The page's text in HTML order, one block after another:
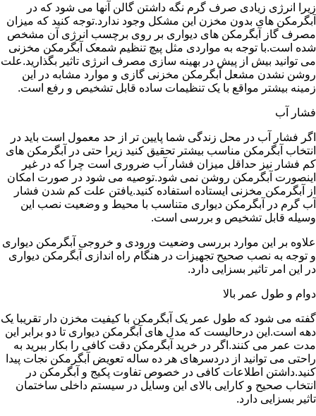
زیرا انرژی زیادی صرف گرم نگه داشتن گالن آنها می شود که در
آبگرمکن های بدون مخزن این مشکل وجود ندارد.توجه کنید که میزان
مصرف گاز آبگرمکن های دیواری بر روی برچسب انرژی آن مشخص
شده است.با توجه به مواردی مثل پیچ تنظیم شمعک آبگرمکن مخزنی
می توانید بیش از پیش در بهینه سازی مصرف انرژی تاثیر بگذارید.علت
روشن نشدن مشعل آبگرمکن مخزنی گازی و موارد مشابه در این
زمینه بیشتر مواقع با یک تنظیمات ساده قابل تشخیص و رفع است.
فشار آب
اگر فشار آب در محل زندگی شما پایین تر از حد معمول است باید در
انتخاب آبگرمکن مناسب بیشتر تحقیق کنید زیرا حتی در آبگرمکن های
کم فشار نیز حداقل میزان فشار آب ضروری است چرا که در غیر
اینصورت آبگرمکن روشن نمی شود.توصیه می شود در صورت امکان
از آبگرمکن مخزنی ایستاده استفاده کنید.یافتن علت کم شدن فشار
آب گرم در آبگرمکن دیواری متناسب با محیط و وضعیت نصب این
وسیله قابل تشخیص و بررسی است.
علاوه بر این موارد بررسی وضعیت ورودی و خروجی آبگرمکن دیواری
و توجه به نصب صحیح تجهیزات در هنگام راه اندازی آبگرمکن دیواری
در این امر تاثیر بسزایی دارد.
دوام و طول عمر بالا
گفته می شود که طول عمر یک آبگرمکن با کیفیت مخزن دار تقریبا یک
دهه است.این درحالیست که مدل های آبگرمکن دیواری تا دو برابر این
مدت عمر می کنند.اگر در خرید آبگرمکن دقت کافی را بکار ببرید به
راحتی می توانید از دردسرهای هر ده ساله تعویض آبگرمکن نجات پیدا
کنید.داشتن اطلاعات کافی در خصوص تفاوت پکیج و آبگرمکن در
انتخاب صحیح و کارایی بالای این وسایل در سیستم داخلی ساختمان
تاثیر بسزایی دارد.